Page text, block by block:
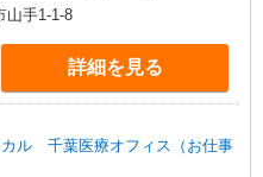
円 【20:00〜21:30】時給1435
時給1185円 時間・曜日加給を含
円 20〜22時＋150円 日祝＋50円
時給1185円（一律） ※22時
バイトの時給が異なる事があり
合わせください。 ※時間帯・曜
山手1-1-8
詳細を見る
ル 千葉医療オフィス（お仕事